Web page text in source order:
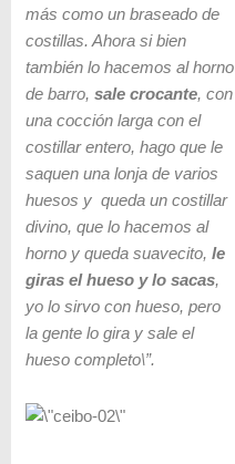
más como un braseado de
costillas. Ahora si bien
también lo hacemos al horno
de barro, sale crocante, con
una cocción larga con el
costillar entero, hago que le
saquen una lonja de varios
huesos y queda un costillar
divino, que lo hacemos al
horno y queda suavecito, le
giras el hueso y lo sacas,
yo lo sirvo con hueso, pero
la gente lo gira y sale el
hueso completo\”.